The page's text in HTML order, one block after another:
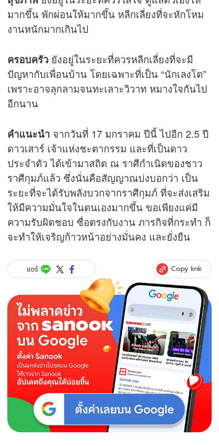
มากขึ้น พักผ่อนให้มากขึ้น หลีกเลี่ยงที่จะหักโหม
งานหนักมากเกินไป
ครอบครัว ยังอยู่ในระยะที่ควรหลีกเลี่ยงที่จะมี
ปัญหากับเพื่อนบ้าน โดยเฉพาะที่เป็น “นักเลงโต”
เพราะอาจลุกลามจนทะเลาะวิวาท หมางใจกันไป
อีกนาน
คำแนะนำ จากวันที่ 17 มกราคม ปีนี้ ไปอีก 2.5 ปี
ดาวเสาร์ เจ้าแห่งชะตากรรม และที่เป็นดาว
ประจำตัว ได้เข้ามาสถิต ณ ราศีกำเนิดของชาว
ราศีกุมภ์แล้ว ซึ่งนั่นคือสัญญาณบ่งบอกว่า เป็น
ระยะที่จะได้รับพลังบวกจากราศีกุมภ์ ที่จะส่งเสริม
ให้มีความมั่นใจในตนเองมากขึ้น ขอเพียงแค่มี
ความรับผิดชอบ ซื่อตรงกับงาน ภารกิจที่กระทำ ก็
จะทำให้เจริญก้าวหน้าอย่างมั่นคง และยั่งยืน
แชร์ Copy link